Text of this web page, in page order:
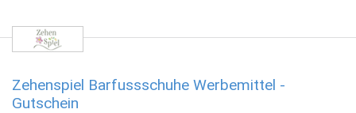
Zehenspiel Barfussschuhe Werbemittel -
Gutschein